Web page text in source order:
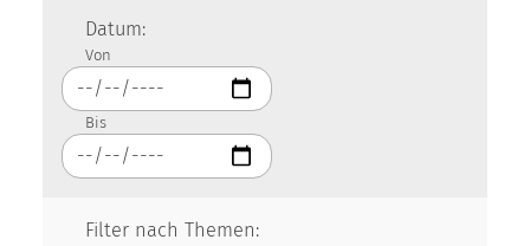
Datum:
Von
Bis
Filter nach Themen: